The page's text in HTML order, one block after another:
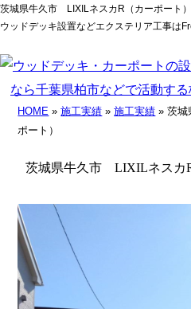
茨城県牛久市 LIXILネスカR（カーポート
ウッドデッキ設置などエクステリア工事は
HOME »施工実績 »施工実績 » 茨
ポート）
茨城県牛久市 LIXILネスカR